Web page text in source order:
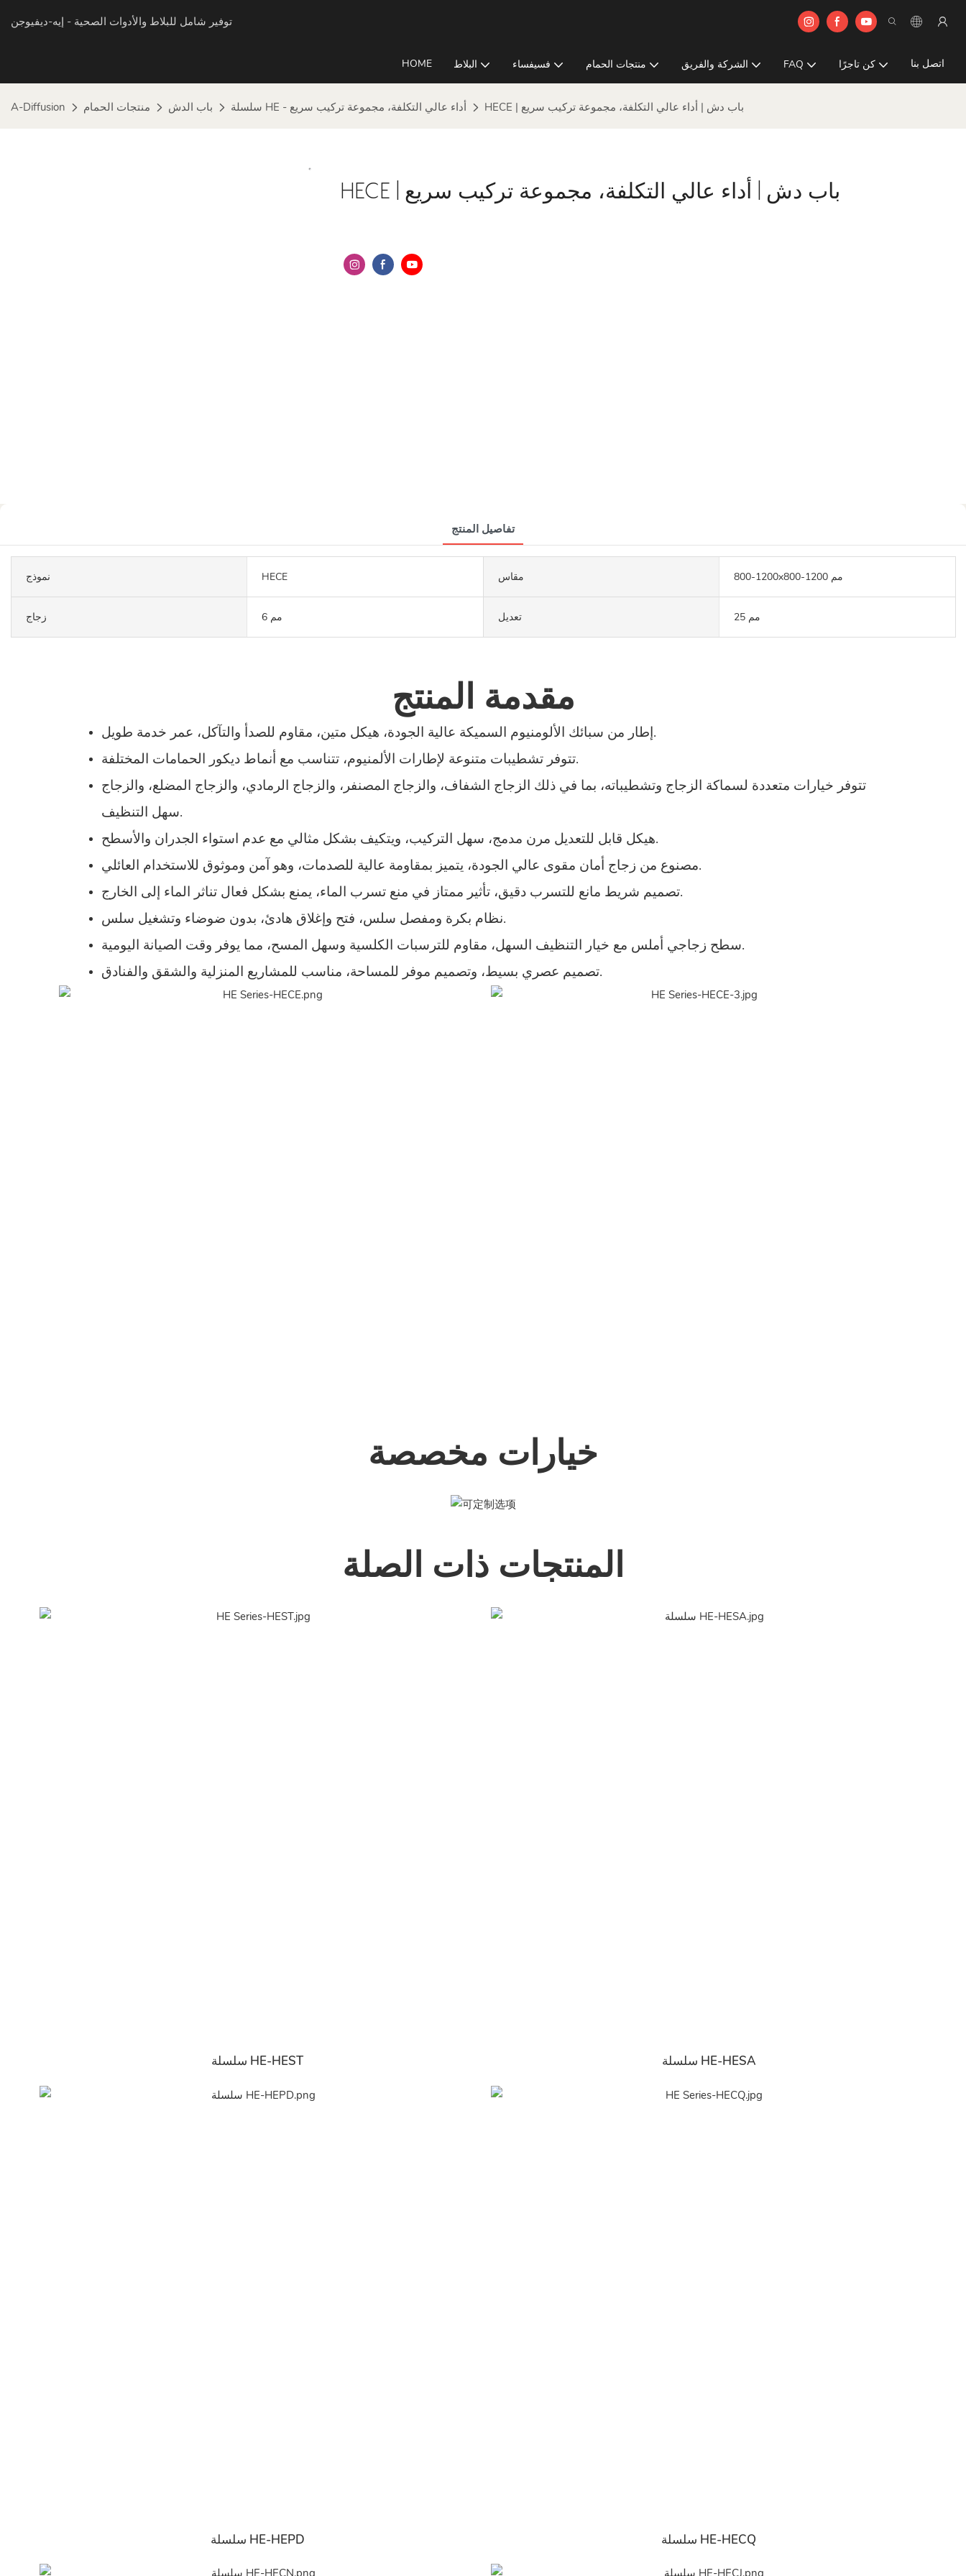
توفير شامل للبلاط والأدوات الصحية - إيه-ديفيوجن
HOME البلاط فسيفساء منتجات الحمام الشركة والفريق FAQ كن تاجرًا اتصل بنا
A-Diffusion منتجات الحمام باب الدش سلسلة HE - أداء عالي التكلفة، مجموعة تركيب سريع HECE | باب دش | أداء عالي التكلفة، مجموعة تركيب سريع
HECE | باب دش | أداء عالي التكلفة، مجموعة تركيب سريع
تفاصيل المنتج
نموذج HECE مقاس 800-1200x800-1200 مم
زجاج 6 مم تعديل 25 مم
مقدمة المنتج
إطار من سبائك الألومنيوم السميكة عالية الجودة، هيكل متين، مقاوم للصدأ والتآكل، عمر خدمة طويل.
تتوفر تشطيبات متنوعة لإطارات الألمنيوم، تتناسب مع أنماط ديكور الحمامات المختلفة.
تتوفر خيارات متعددة لسماكة الزجاج وتشطيباته، بما في ذلك الزجاج الشفاف، والزجاج المصنفر، والزجاج الرمادي، والزجاج المضلع، والزجاج
سهل التنظيف.
هيكل قابل للتعديل مرن مدمج، سهل التركيب، ويتكيف بشكل مثالي مع عدم استواء الجدران والأسطح.
مصنوع من زجاج أمان مقوى عالي الجودة، يتميز بمقاومة عالية للصدمات، وهو آمن وموثوق للاستخدام العائلي.
تصميم شريط مانع للتسرب دقيق، تأثير ممتاز في منع تسرب الماء، يمنع بشكل فعال تناثر الماء إلى الخارج.
نظام بكرة ومفصل سلس، فتح وإغلاق هادئ، بدون ضوضاء وتشغيل سلس.
سطح زجاجي أملس مع خيار التنظيف السهل، مقاوم للترسبات الكلسية وسهل المسح، مما يوفر وقت الصيانة اليومية.
تصميم عصري بسيط، وتصميم موفر للمساحة، مناسب للمشاريع المنزلية والشقق والفنادق.
خيارات مخصصة
المنتجات ذات الصلة
سلسلة HE-HEST سلسلة HE-HESA
سلسلة HE-HEPD سلسلة HE-HECQ